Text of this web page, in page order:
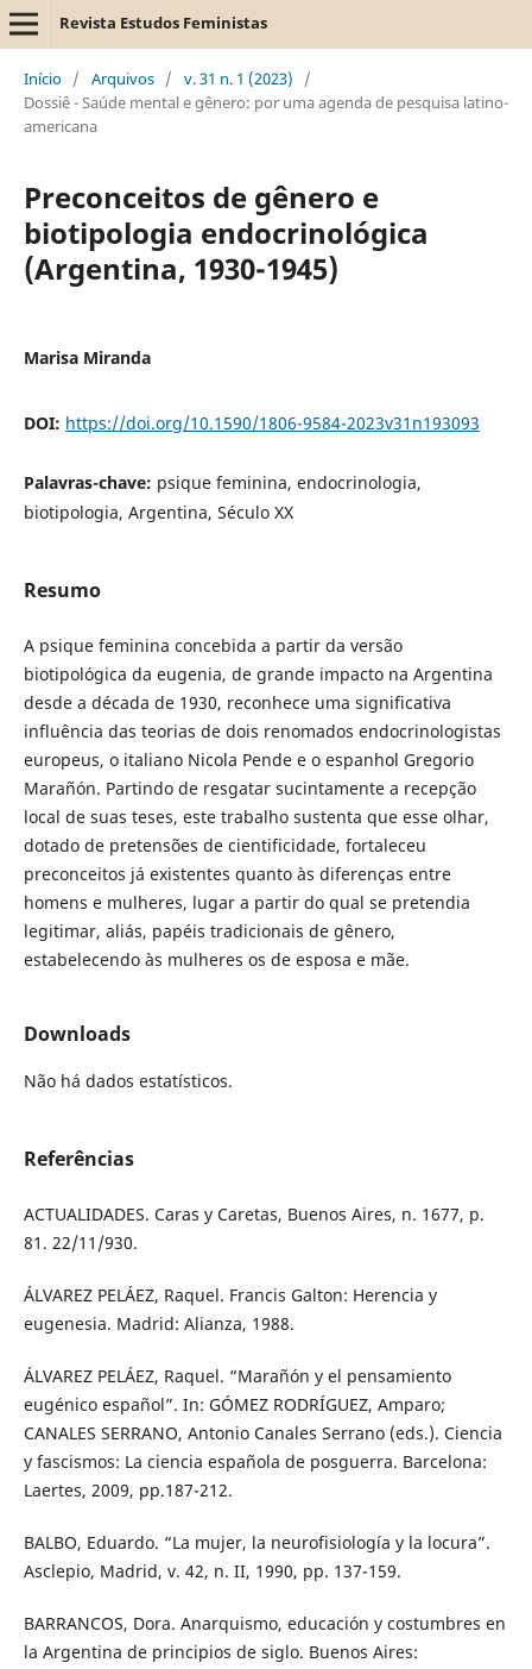
Revista Estudos Feministas
Início / Arquivos / v. 31 n. 1 (2023)
/
Dossiê - Saúde mental e gênero: por uma agenda de pesquisa latino-
americana
Preconceitos de gênero e
biotipologia endocrinológica
(Argentina, 1930-1945)
Marisa Miranda
DOI: https://doi.org/10.1590/1806-9584-2023v31n193093
Palavras-chave: psique feminina, endocrinologia,
biotipologia, Argentina, Século XX
Resumo
A psique feminina concebida a partir da versão
biotipológica da eugenia, de grande impacto na Argentina
desde a década de 1930, reconhece uma significativa
influência das teorias de dois renomados endocrinologistas
europeus, o italiano Nicola Pende e o espanhol Gregorio
Marañón. Partindo de resgatar sucintamente a recepção
local de suas teses, este trabalho sustenta que esse olhar,
dotado de pretensões de cientificidade, fortaleceu
preconceitos já existentes quanto às diferenças entre
homens e mulheres, lugar a partir do qual se pretendia
legitimar, aliás, papéis tradicionais de gênero,
estabelecendo às mulheres os de esposa e mãe.
Downloads
Não há dados estatísticos.
Referências
ACTUALIDADES. Caras y Caretas, Buenos Aires, n. 1677, p.
81. 22/11/930.
ÁLVAREZ PELÁEZ, Raquel. Francis Galton: Herencia y
eugenesia. Madrid: Alianza, 1988.
ÁLVAREZ PELÁEZ, Raquel. “Marañón y el pensamiento
eugénico español”. In: GÓMEZ RODRÍGUEZ, Amparo;
CANALES SERRANO, Antonio Canales Serrano (eds.). Ciencia
y fascismos: La ciencia española de posguerra. Barcelona:
Laertes, 2009, pp.187-212.
BALBO, Eduardo. “La mujer, la neurofisiología y la locura”.
Asclepio, Madrid, v. 42, n. II, 1990, pp. 137-159.
BARRANCOS, Dora. Anarquismo, educación y costumbres en
la Argentina de principios de siglo. Buenos Aires: